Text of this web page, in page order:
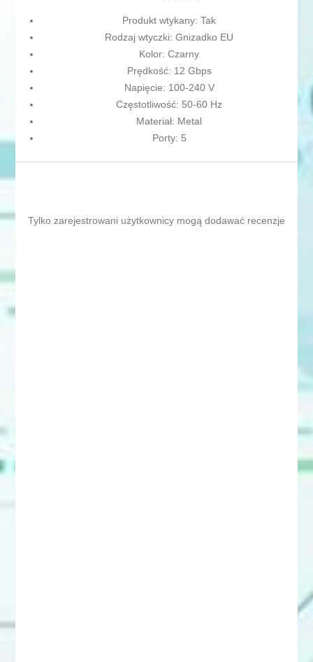
Produkt wtykany: Tak
Rodzaj wtyczki: Gnizadko EU
Kolor: Czarny
Prędkość: 12 Gbps
Napięcie: 100-240 V
Częstotliwość: 50-60 Hz
Materiał: Metal
Porty: 5
Tylko zarejestrowani użytkownicy mogą dodawać recenzje